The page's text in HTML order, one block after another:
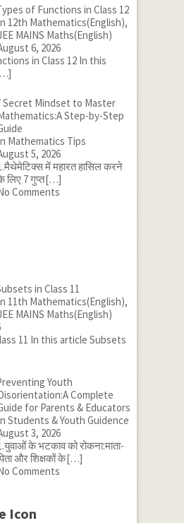
of Functions in Class 12
12th Mathematics(English),
MAINS Maths(English)
6, 2026
in Class 12 In this
Secret Mindset to Master
Step-by-Step
Mathematics Tips
5, 2026
में महारत हासिल करने
लिए 7 गुप्त[…]
Comments
in Class 11
11th Mathematics(English),
MAINS Maths(English)
11 In this article Subsets
Youth
Complete
for Parents & Educators
Students & Youth Guidence
3, 2026
के भटकाव को रोकना:माता-
और शिक्षकों के[…]
Comments
Icon